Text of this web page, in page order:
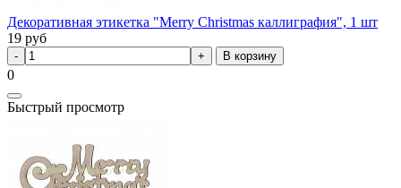
Декоративная этикетка "Merry Christmas каллиграфия", 1 шт
19 руб
В корзину
0
Быстрый просмотр